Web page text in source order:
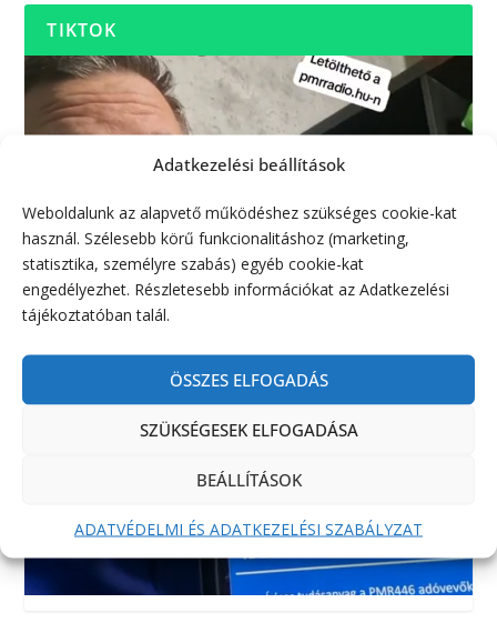
Adatkezelési beállítások
Weboldalunk az alapvető működéshez szükséges cookie-kat
használ. Szélesebb körű funkcionalitáshoz (marketing,
statisztika, személyre szabás) egyéb cookie-kat
engedélyezhet. Részletesebb információkat az Adatkezelési
tájékoztatóban talál.
ÖSSZES ELFOGADÁS
SZÜKSÉGESEK ELFOGADÁSA
BEÁLLÍTÁSOK
ADATVÉDELMI ÉS ADATKEZELÉSI SZABÁLYZAT
TIKTOK